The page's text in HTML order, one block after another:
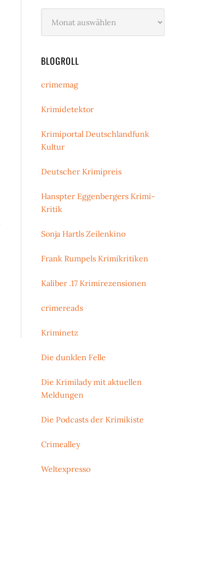
BLOGROLL
crimemag
Krimidetektor
Krimiportal Deutschlandfunk
Kultur
Deutscher Krimipreis
Hanspter Eggenbergers Krimi-
Kritik
Sonja Hartls Zeilenkino
Frank Rumpels Krimikritiken
Kaliber .17 Krimirezensionen
crimereads
Kriminetz
Die dunklen Felle
Die Krimilady mit aktuellen
Meldungen
Die Podcasts der Krimikiste
Crimealley
Weltexpresso